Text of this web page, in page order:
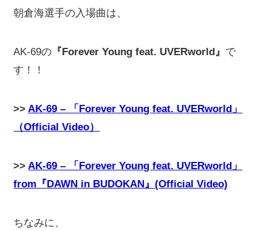
朝倉海選手の入場曲は、
AK-69の 『Forever Young feat. UVERworld』 で
す！！
>>AK-69 – 「Forever Young feat. UVERworld」
（Official Video）
>>AK-69 – 「Forever Young feat. UVERworld」
from『DAWN in BUDOKAN』(Official Video)
ちなみに、